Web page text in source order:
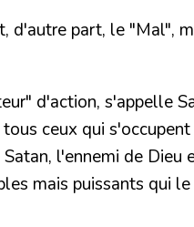
part, le "Mal",
d'action, s'appelle
ceux qui
l'ennemi de Dieu
mais puissants qui